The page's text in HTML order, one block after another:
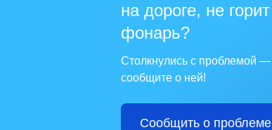
на дороге, не горит
фонарь?
Столкнулись с проблемой —
сообщите о ней!
Сообщить о проблеме